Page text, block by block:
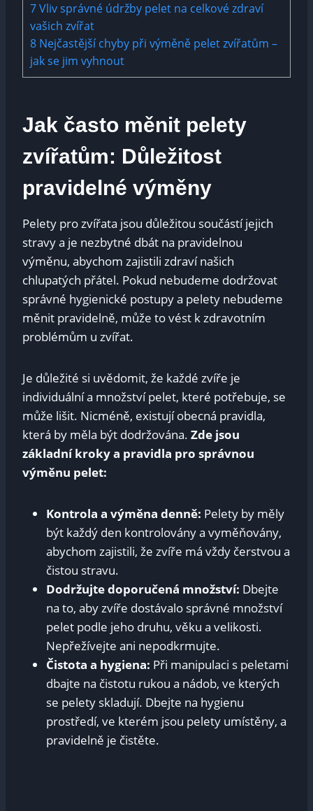
7Vliv správné údržby pelet na celkové zdraví
vašich zvířat
8 Nejčastější chyby při výměně pelet zvířatům –
jak se jim vyhnout
Jak často měnit pelety
zvířatům: Důležitost
pravidelné výměny
Pelety pro zvířata jsou důležitou součástí jejich
stravy a je nezbytné dbát na pravidelnou
výměnu, abychom zajistili zdraví našich
chlupatých přátel. Pokud nebudeme dodržovat
správné hygienické postupy a pelety nebudeme
měnit pravidelně, může to vést k zdravotním
problémům u zvířat.
Je důležité si uvědomit, že každé zvíře je
individuální a množství pelet, které potřebuje, se
může lišit. Nicméně, existují obecná pravidla,
která by měla být dodržována. Zde jsou
základní kroky a pravidla pro správnou
výměnu pelet:
Kontrola a výměna denně: Pelety by měly
být každý den kontrolovány a vyměňovány,
abychom zajistili, že zvíře má vždy čerstvou a
čistou stravu.
Dodržujte doporučená množství: Dbejte
na to, aby zvíře dostávalo správné množství
pelet podle jeho druhu, věku a velikosti.
Nepřežívejte ani nepodkrmujte.
Čistota a hygiena: Při manipulaci s peletami
dbajte na čistotu rukou a nádob, ve kterých
se pelety skladují. Dbejte na hygienu
prostředí, ve kterém jsou pelety umístěny, a
pravidelně je čistěte.